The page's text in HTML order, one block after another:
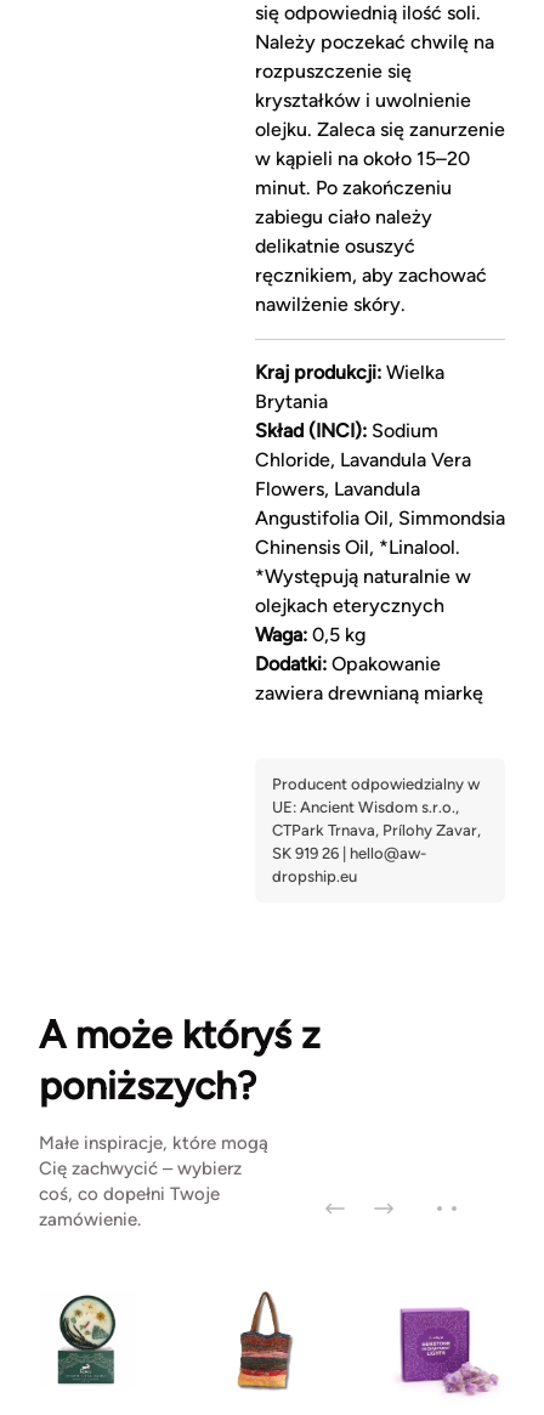
się odpowiednią ilość soli.
Należy poczekać chwilę na
rozpuszczenie się
kryształków i uwolnienie
olejku. Zaleca się zanurzenie
w kąpieli na około 15–20
minut. Po zakończeniu
zabiegu ciało należy
delikatnie osuszyć
ręcznikiem, aby zachować
nawilżenie skóry.
Kraj produkcji:Wielka
Brytania
Skład (INCI):Sodium
Chloride, Lavandula Vera
Flowers, Lavandula
Angustifolia Oil, Simmondsia
Chinensis Oil, *Linalool.
*Występują naturalnie w
olejkach eterycznych
Waga:0,5 kg
Dodatki:Opakowanie
zawiera drewnianą miarkę
A może któryś z
poniższych?
Małe inspiracje, które mogą
Cię zachwycić – wybierz
coś, co dopełni Twoje
zamówienie.